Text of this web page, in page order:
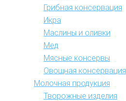
Грибная консервация
Икра
Маслины и оливки
Мед
Мясные консервы
Овощная консервация
Молочная продукция
Творожные изделия